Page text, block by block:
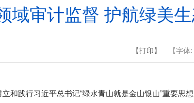
域审计监督 护航绿美
【打印】 【字体:
践行习近平总书记“绿水青山就是金山银山”重要思